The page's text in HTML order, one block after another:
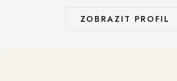
ZOBRAZIT PROFIL